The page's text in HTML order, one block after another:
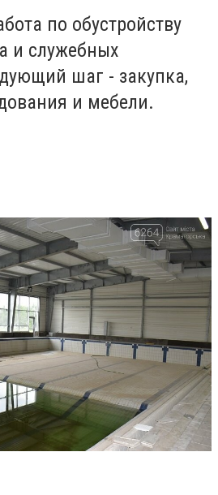
по обустройству
и служебных
шаг - закупка,
и мебели.